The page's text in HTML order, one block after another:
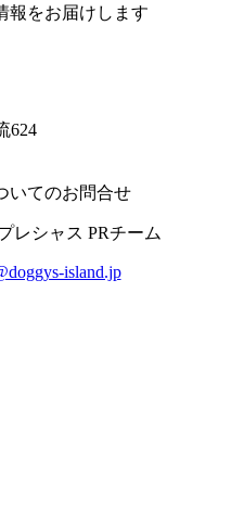
報をお届けします
624
いてのお問合せ
レシャス PRチーム
island.jp